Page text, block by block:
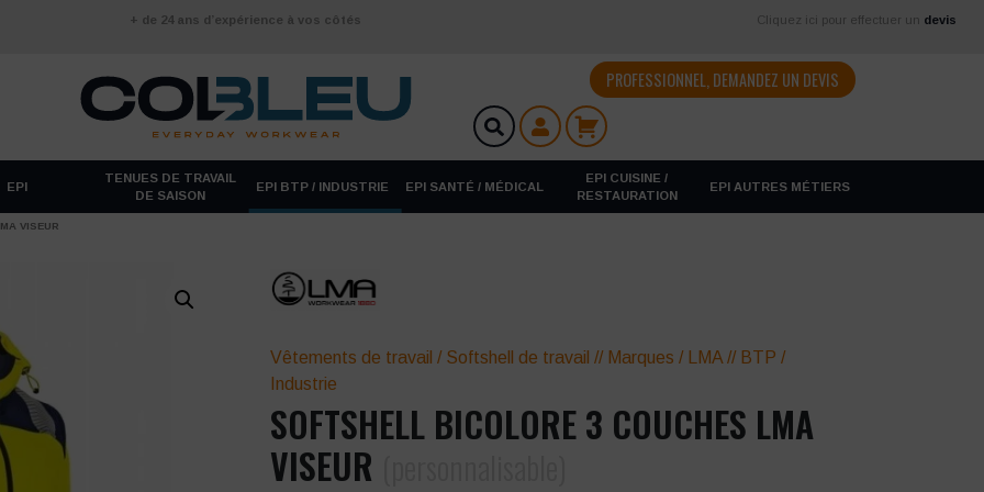
+ de 24 ans d’expérience à vos côtés Cliquez ici pour effectuer un devis
PROFESSIONNEL, DEMANDEZ UN DEVIS
EPI
TENUES DE TRAVAIL
DE SAISON
EPI BTP / INDUSTRIE EPI SANTÉ / MÉDICAL
EPI CUISINE /
RESTAURATION
EPI AUTRES MÉTIERS
VISEUR
Vêtements de travail / Softshell de travail // Marques / LMA // BTP /
Industrie
SOFTSHELL BICOLORE 3 COUCHES LMA
VISEUR